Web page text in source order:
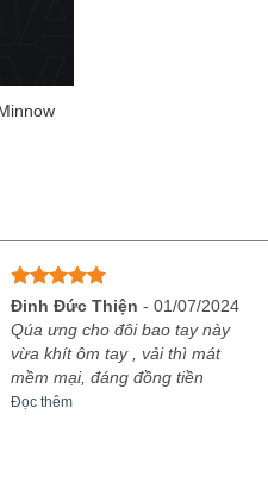
Được xếp
hạng
sao
Đinh Đức Thiện -01/07/2024
Qúa ưng cho đôi bao tay này
vừa khít ôm tay , vải thì mát
mềm mại, đáng đồng tiền
Đọc thêm